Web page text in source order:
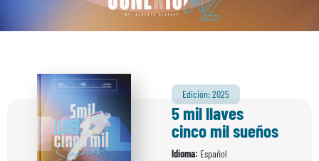
Edición: 2025
5 mil llaves
cinco mil sueños
Idioma: Español